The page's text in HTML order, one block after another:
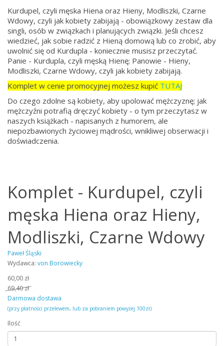
Kurdupel, czyli męska Hiena oraz Hieny, Modliszki, Czarne
Wdowy, czyli jak kobiety zabijają - obowiązkowy zestaw dla
singli, osób w związkach i planujących związki. Jeśli chcesz
wiedzieć, jak sobie radzić z Hieną domową lub co zrobić, aby
uwolnić się od Kurdupla - koniecznie musisz przeczytać.
Panie - Kurdupla, czyli męską Hienę; Panowie - Hieny,
Modliszki, Czarne Wdowy, czyli jak kobiety zabijają.
Komplet w cenie promocyjnej możesz kupić TUTAJ
Do czego zdolne są kobiety, aby upolować mężczyznę; jak
mężczyźni potrafią dręczyć kobiety - o tym przeczytasz w
naszych książkach - napisanych z humorem, ale
niepozbawionych życiowej mądrości, wnikliwej obserwacji i
doświadczenia.
Komplet - Kurdupel, czyli
męska Hiena oraz Hieny,
Modliszki, Czarne Wdowy
Paweł Śląski
Wydawca: von Borowiecky
60,00 zł
69,40 zł
Darmowa dostawa
(przy płatności przelewem, lub za pobraniem powyżej 100zł)
Ilość